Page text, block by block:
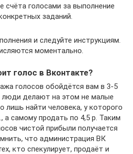
счёта голосами за выполнение
заданий.
и следуйте инструкциям.
моментально.
голос в Вконтакте?
голосов обойдётся вам в 3-5
люди делают на этом не малые
лишь найти человека, у которого
а самому продать по 4,5 р. Таким
чистой прибыли получается
что администрация ВК
кто спекулирует, продаёт и